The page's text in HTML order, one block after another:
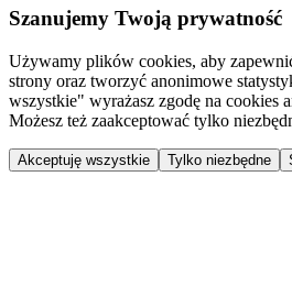
Szanujemy Twoją prywatność
Używamy plików cookies, aby
strony oraz tworzyć anonimowe
wszystkie" wyrażasz zgodę na cookies
Możesz też zaakceptować tylko
Akceptuję wszystkie Tylko niezbędne